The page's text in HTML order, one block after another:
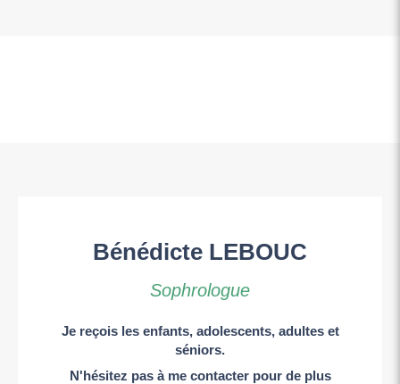
Bénédicte LEBOUC
Sophrologue
Je reçois les enfants, adolescents, adultes et
séniors.
N'hésitez pas à me contacter pour de plus